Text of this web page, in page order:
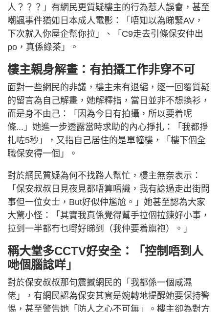
人？？？」有網民更質疑樓主的行為惹人誤會，甚至
嘲諷事件猶如日本成人電影：「唔知以為睇緊AV，
下次就入你屋企幫你拉」、「C9走去引條保安仲出
po，真係綠茶」。
樓主親身解畫：有拍攝工作非穿不可
面對一些網民的非議，樓主未有退縮，逐一回覆質疑
的留言為自己解畫，她解釋指，當日並非不想換衫，
而是身不由己：「因為今日有拍攝，所以要着呢
條...」她進一步透露當時求助的內心掙扎：「我都掙
扎咗5秒」，又指自己居住的是單幢樓，「樓下個全
職保安得一個」。
對於網民質疑為何不找路人幫忙，樓主無奈表示：
「保安叔叔日見夜見都唔算唔識，我有諗過走出街問
事但一位女士，But好似仲尷尬。」她甚至認為大家
大驚小怪：「其實我真係覺得幫手拉個拉鍊好小事，
拉到一半都冇乜嘢好睇到（我仲要着旗袍）。」
稱大堂多CCTV好安全：「控制唔到人
哋個腦諗咩」
對於保安叔叔那句震撼網民的「我都係一個咸濕
佬」，有網民認為保安其實是婉轉地提醒她要保持警
惕，甚至警告她「防人之心不可無」。樓主卻為對方